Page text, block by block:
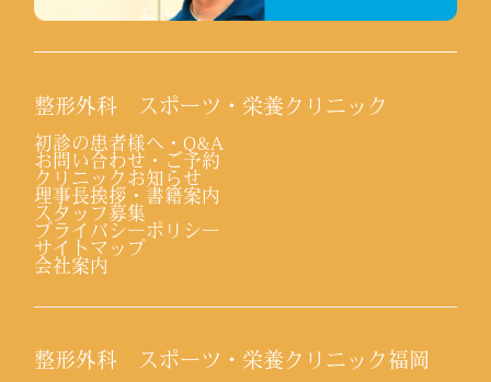
整形外科 スポーツ・栄養クリニック
初診の患者様へ・Q&A
お問い合わせ・ご予約
クリニックお知らせ
理事長挨拶・書籍案内
スタッフ募集
プライバシーポリシー
サイトマップ
会社案内
整形外科 スポーツ・栄養クリニック福岡